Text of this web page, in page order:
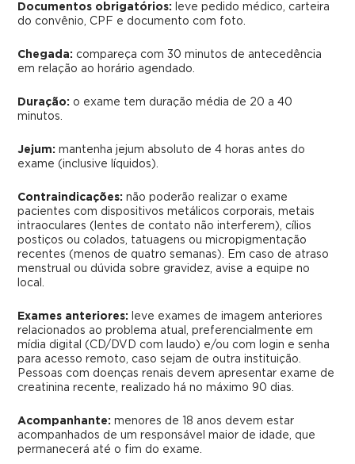
Documentos obrigatórios:
leve pedido médico, carteira
do convênio, CPF e documento com foto.
Chegada: compareça com 30 minutos de antecedência
em relação ao horário agendado.
Duração: o exame tem duração média de 20 a 40
minutos.
Jejum: mantenha jejum absoluto de 4 horas antes do
exame (inclusive líquidos).
Contraindicações: não poderão realizar o exame
pacientes com dispositivos metálicos corporais, metais
intraoculares (lentes de contato não interferem), cílios
postiços ou colados, tatuagens ou micropigmentação
recentes (menos de quatro semanas). Em caso de atraso
menstrual ou dúvida sobre gravidez, avise a equipe no
local.
Exames anteriores:
leve exames de imagem anteriores
relacionados ao problema atual, preferencialmente em
mídia digital (CD/DVD com laudo) e/ou com login e senha
para acesso remoto, caso sejam de outra instituição.
Pessoas com doenças renais devem apresentar exame de
creatinina recente, realizado há no máximo 90 dias.
Acompanhante: menores de 18 anos devem estar
acompanhados de um responsável maior de idade, que
permanecerá até o fim do exame.